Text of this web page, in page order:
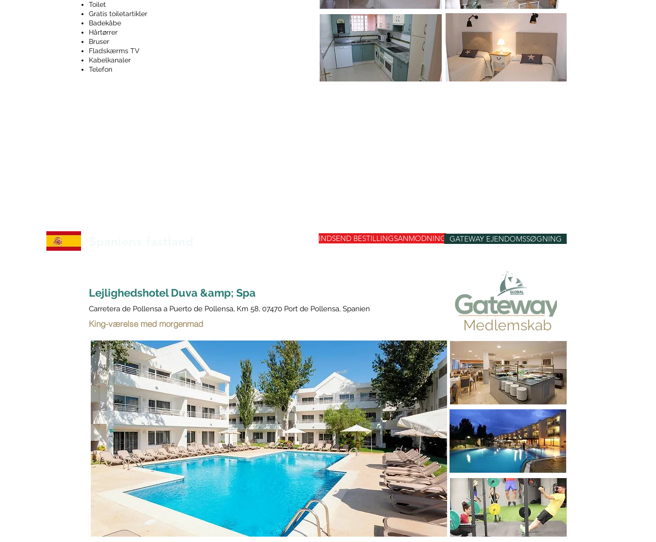
Toilet
Gratis toiletartikler
Badekåbe
Hårtørrer
Bruser
Fladskærms TV
Kabelkanaler
Telefon
INDSEND BESTILLINGSANMODNING GATEWAY EJENDOMSSØGNING
Lejlighedshotel Duva &amp; Spa
Carretera de Pollensa a Puerto de Pollensa, Km 58, 07470 Port de Pollensa, Spanien
King-værelse med morgenmad Medlemskab